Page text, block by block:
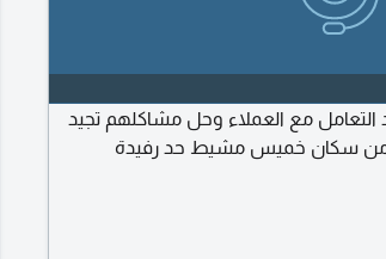
مع العملاء وحل مشاكلهم تجيد
من سكان خميس مشيط حد رفيدة